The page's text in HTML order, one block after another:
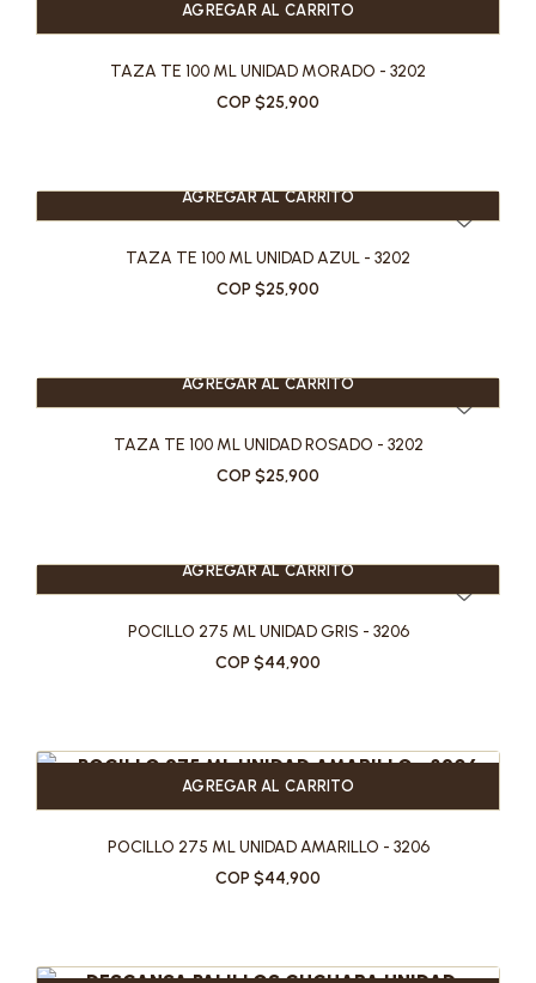
AGREGAR AL CARRITO
TAZA TE 100 ML UNIDAD MORADO - 3202
COP $25,900
AGREGAR AL CARRITO
TAZA TE 100 ML UNIDAD AZUL - 3202
COP $25,900
AGREGAR AL CARRITO
TAZA TE 100 ML UNIDAD ROSADO - 3202
COP $25,900
AGREGAR AL CARRITO
POCILLO 275 ML UNIDAD GRIS - 3206
COP $44,900
AGREGAR AL CARRITO
POCILLO 275 ML UNIDAD AMARILLO - 3206
COP $44,900